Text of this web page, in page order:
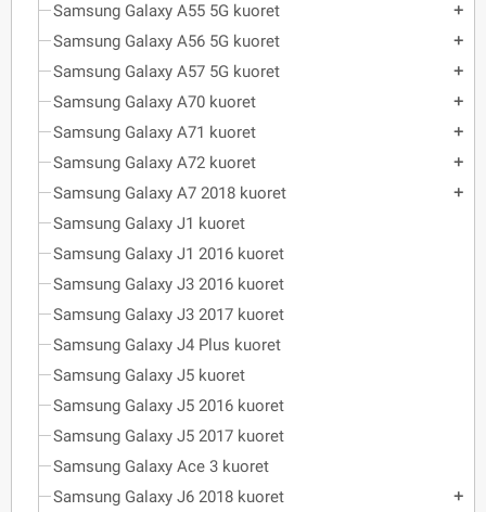
Samsung Galaxy A55 5G kuoret
add
Samsung Galaxy A56 5G kuoret add
Samsung Galaxy A57 5G kuoret add
Samsung Galaxy A70 kuoret add
Samsung Galaxy A71 kuoret add
Samsung Galaxy A72 kuoret add
Samsung Galaxy A7 2018 kuoret add
Samsung Galaxy J1 kuoret
Samsung Galaxy J1 2016 kuoret
Samsung Galaxy J3 2016 kuoret
Samsung Galaxy J3 2017 kuoret
Samsung Galaxy J4 Plus kuoret
Samsung Galaxy J5 kuoret
Samsung Galaxy J5 2016 kuoret
Samsung Galaxy J5 2017 kuoret
Samsung Galaxy Ace 3 kuoret
Samsung Galaxy J6 2018 kuoret
add